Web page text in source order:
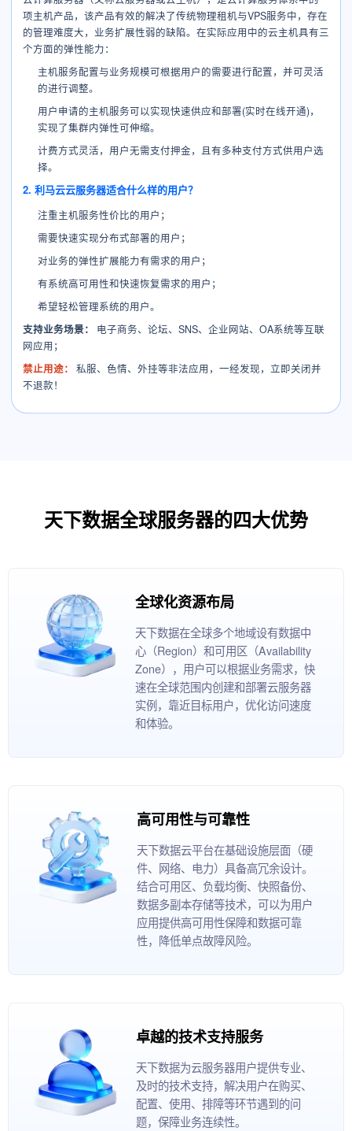
项主机产品，该产品有效的解决了传统物理租机与VPS服务中，存在
的管理难度大，业务扩展性弱的缺陷。在实际应用中的云主机具有三
个方面的弹性能力：
主机服务配置与业务规模可根据用户的需要进行配置，并可灵活
的进行调整。
用户申请的主机服务可以实现快速供应和部署(实时在线开通)，
实现了集群内弹性可伸缩。
计费方式灵活，用户无需支付押金，且有多种支付方式供用户选
择。
2. 利马云云服务器适合什么样的用户？
注重主机服务性价比的用户；
需要快速实现分布式部署的用户；
对业务的弹性扩展能力有需求的用户；
有系统高可用性和快速恢复需求的用户；
希望轻松管理系统的用户。
支持业务场景：
电子商务、论坛、SNS、企业网站、OA系统等互联
网应用；
禁止用途：
私服、色情、外挂等非法应用，一经发现，立即关闭并
不退款！
天下数据全球服务器的四大优势
全球化资源布局
天下数据在全球多个地域设有数据中
心（Region）和可用区（Availability
Zone），用户可以根据业务需求，快
速在全球范围内创建和部署云服务器
实例，靠近目标用户，优化访问速度
和体验。
高可用性与可靠性
天下数据云平台在基础设施层面（硬
件、网络、电力）具备高冗余设计。
结合可用区、负载均衡、快照备份、
数据多副本存储等技术，可以为用户
应用提供高可用性保障和数据可靠
性，降低单点故障风险。
卓越的技术支持服务
天下数据为云服务器用户提供专业、
及时的技术支持，解决用户在购买、
配置、使用、排障等环节遇到的问
题，保障业务连续性。